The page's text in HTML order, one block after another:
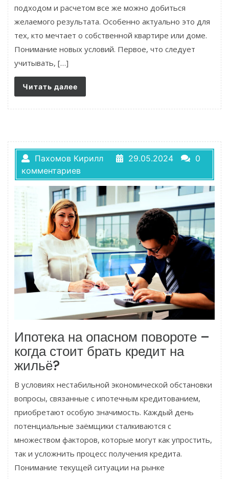
подходом и расчетом все же можно добиться
желаемого результата. Особенно актуально это для
тех, кто мечтает о собственной квартире или доме.
Понимание новых условий. Первое, что следует
учитывать, […]
Читать далее
Пахомов Кирилл 29.05.2024
0
комментариев
Ипотека на опасном повороте –
когда стоит брать кредит на
жильё?
В условиях нестабильной экономической обстановки
вопросы, связанные с ипотечным кредитованием,
приобретают особую значимость. Каждый день
потенциальные заёмщики сталкиваются с
множеством факторов, которые могут как упростить,
так и усложнить процесс получения кредита.
Понимание текущей ситуации на рынке